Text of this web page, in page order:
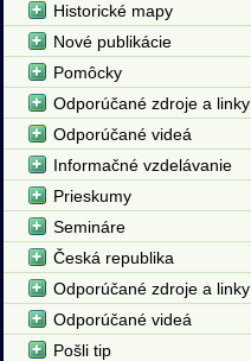
Historické mapy
Nové publikácie
Pomôcky
Odporúčané zdroje a linky
Odporúčané videá
Informačné vzdelávanie
Prieskumy
Semináre
Česká republika
Odporúčané zdroje a linky
Odporúčané videá
Pošli tip